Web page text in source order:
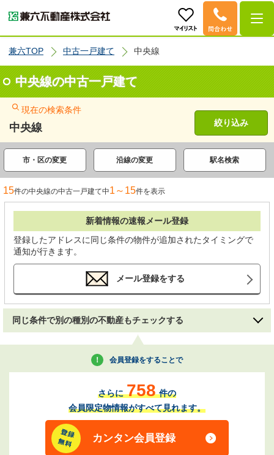
兼六TOP 中古一戸建て 中央線
中央線の中古一戸建て
現在の検索条件
中央線 絞り込み
市・区の変更 沿線の変更 駅名検索
15件の中央線の中古一戸建て中1～15件を表示
新着情報の速報メール登録
登録したアドレスに同じ条件の物件が追加されたタイミングで
通知が行きます。
メール登録をする
同じ条件で別の種別の不動産もチェックする
会員登録をすることで
さらに 758 件の
会員限定物情報がすべて見れます。
カンタン会員登録